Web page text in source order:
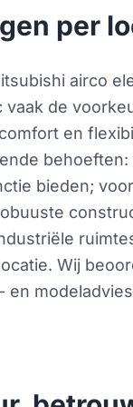
per
airco
vaak de
en
bieden;
Wij
en